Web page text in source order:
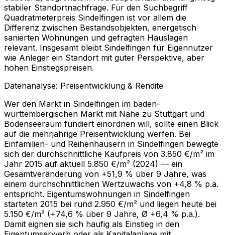
stabiler Standortnachfrage. Für den Suchbegriff
Quadratmeterpreis Sindelfingen ist vor allem die
Differenz zwischen Bestandsobjekten, energetisch
sanierten Wohnungen und gefragten Hauslagen
relevant. Insgesamt bleibt Sindelfingen für Eigennutzer
wie Anleger ein Standort mit guter Perspektive, aber
hohen Einstiegspreisen.
Datenanalyse: Preisentwicklung & Rendite
Wer den Markt in Sindelfingen im baden-
württembergischen Markt mit Nähe zu Stuttgart und
Bodenseeraum fundiert einordnen will, sollte einen Blick
auf die mehrjährige Preisentwicklung werfen. Bei
Einfamilien- und Reihenhäusern in Sindelfingen bewegte
sich der durchschnittliche Kaufpreis von 3.850 €/m² im
Jahr 2015 auf aktuell 5.850 €/m² (2024) — ein
Gesamtveränderung von +51,9 % über 9 Jahre, was
einem durchschnittlichen Wertzuwachs von +4,8 % p.a.
entspricht. Eigentumswohnungen in Sindelfingen
starteten 2015 bei rund 2.950 €/m² und liegen heute bei
5.150 €/m² (+74,6 % über 9 Jahre, Ø +6,4 % p.a.).
Damit eignen sie sich häufig als Einstieg in den